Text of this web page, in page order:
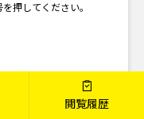
押してください。
閲覧履歴